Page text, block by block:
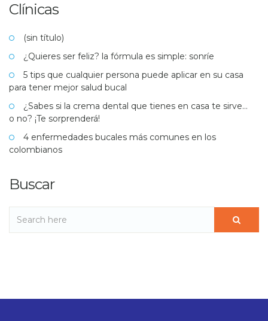
Clínicas
(sin título)
¿Quieres ser feliz? la fórmula es simple: sonríe
5 tips que cualquier persona puede aplicar en su casa
para tener mejor salud bucal
¿Sabes si la crema dental que tienes en casa te sirve…
o no? ¡Te sorprenderá!
4 enfermedades bucales más comunes en los
colombianos
Buscar